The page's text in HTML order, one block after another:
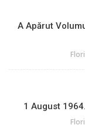
A Apărut
1 August